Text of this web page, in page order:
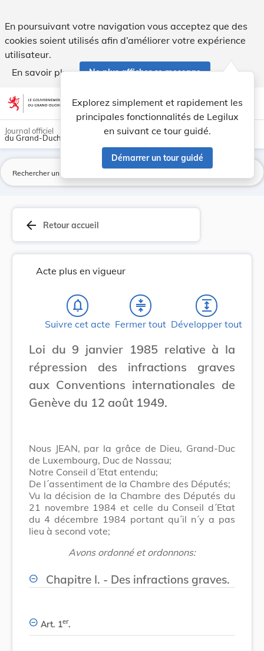
En poursuivant votre navigation vous acceptez que des
cookies soient utilisés afin d’améliorer votre expérience
utilisateur.
En savoir plus
Ne plus afficher ce message
Aller au contenu account_circle help Aide
Explorez simplement et rapidement les
principales fonctionnalités de Legilux
en suivant ce tour guidé.
Démarrer un tour guidé
light_mode dark_mode
Journal officiel
du Grand-Duché de Luxembourg
arrow_back Retour accueil
Acte plus en vigueur
notifications_none
Suivre cet acte
compress
Fermer tout
expand
Développer tout
Loi du 9 janvier 1985 relative à la
répression des infractions graves
aux Conventions internationales de
Genève du 12 août 1949.
Nous JEAN, par la grâce de Dieu, Grand-Duc
de Luxembourg, Duc de Nassau;
Notre Conseil d´Etat entendu;
De l´assentiment de la Chambre des Députés;
Vu la décision de la Chambre des Députés du
21 novembre 1984 et celle du Conseil d´Etat
du 4 décembre 1984 portant qu´il n´y a pas
lieu à second vote;
Avons ordonné et ordonnons:
Chapitre I. - Des infractions graves.
Art. 1er.